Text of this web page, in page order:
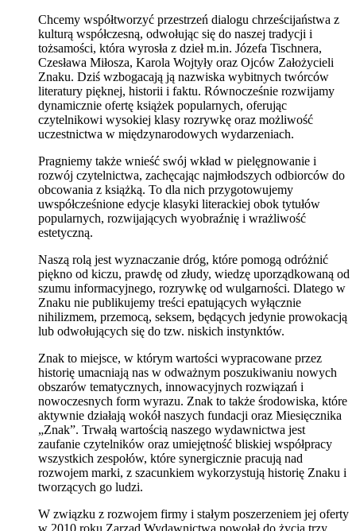
Chcemy współtworzyć przestrzeń dialogu chrześcijaństwa z
kulturą współczesną, odwołując się do naszej tradycji i
tożsamości, która wyrosła z dzieł m.in. Józefa Tischnera,
Czesława Miłosza, Karola Wojtyły oraz Ojców Założycieli
Znaku. Dziś wzbogacają ją nazwiska wybitnych twórców
literatury pięknej, historii i faktu. Równocześnie rozwijamy
dynamicznie ofertę książek popularnych, oferując
czytelnikowi wysokiej klasy rozrywkę oraz możliwość
uczestnictwa w międzynarodowych wydarzeniach.
Pragniemy także wnieść swój wkład w pielęgnowanie i
rozwój czytelnictwa, zachęcając najmłodszych odbiorców do
obcowania z książką. To dla nich przygotowujemy
uwspółcześnione edycje klasyki literackiej obok tytułów
popularnych, rozwijających wyobraźnię i wrażliwość
estetyczną.
Naszą rolą jest wyznaczanie dróg, które pomogą odróżnić
piękno od kiczu, prawdę od złudy, wiedzę uporządkowaną od
szumu informacyjnego, rozrywkę od wulgarności. Dlatego w
Znaku nie publikujemy treści epatujących wyłącznie
nihilizmem, przemocą, seksem, będących jedynie prowokacją
lub odwołujących się do tzw. niskich instynktów.
Znak to miejsce, w którym wartości wypracowane przez
historię umacniają nas w odważnym poszukiwaniu nowych
obszarów tematycznych, innowacyjnych rozwiązań i
nowoczesnych form wyrazu. Znak to także środowiska, które
aktywnie działają wokół naszych fundacji oraz Miesięcznika
„Znak”. Trwałą wartością naszego wydawnictwa jest
zaufanie czytelników oraz umiejętność bliskiej współpracy
wszystkich zespołów, które synergicznie pracują nad
rozwojem marki, z szacunkiem wykorzystują historię Znaku i
tworzących go ludzi.
W związku z rozwojem firmy i stałym poszerzeniem jej oferty
w 2010 roku Zarząd Wydawnictwa powołał do życia trzy